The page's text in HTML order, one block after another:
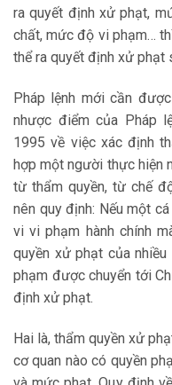
ra quyết định xử phạt,
chất, mức độ vi phạm…
thể ra quyết định xử phạt
Pháp lệnh mới cần
nhược điểm của Pháp
1995 về việc xác định
hợp một người thực hiện
từ thẩm quyền, từ chế
nên quy định: Nếu một
vi vi phạm hành chính
quyền xử phạt của
phạm được chuyển tới
định xử phạt.
Hai là, thẩm quyền xử
cơ quan nào có quyền